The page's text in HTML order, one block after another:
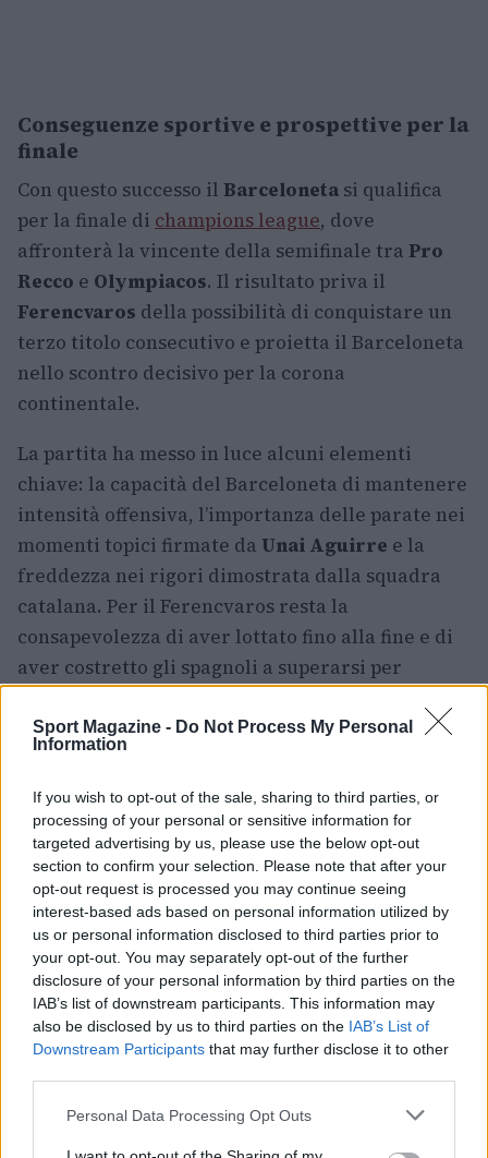
Sport Magazine - Do Not Process My Personal
Information
If you wish to opt-out of the sale, sharing to third parties, or
processing of your personal or sensitive information for
targeted advertising by us, please use the below opt-out
section to confirm your selection. Please note that after your
opt-out request is processed you may continue seeing
interest-based ads based on personal information utilized by
us or personal information disclosed to third parties prior to
your opt-out. You may separately opt-out of the further
disclosure of your personal information by third parties on the
IAB’s list of downstream participants. This information may
also be disclosed by us to third parties on the IAB’s List of
Downstream Participants that may further disclose it to other
Please note that this website/app uses one or more Google
Personal Data Processing Opt Outs
Conseguenze sportive e prospettive per la
finale
Con questo successo il Barceloneta si qualifica
per la finale di champions league, dove
affronterà la vincente della semifinale tra Pro
Recco e Olympiacos. Il risultato priva il
Ferencvaros della possibilità di conquistare un
terzo titolo consecutivo e proietta il Barceloneta
nello scontro decisivo per la corona
continentale.
La partita ha messo in luce alcuni elementi
chiave: la capacità del Barceloneta di mantenere
intensità offensiva, l’importanza delle parate nei
momenti topici firmate da Unai Aguirre e la
freddezza nei rigori dimostrata dalla squadra
catalana. Per il Ferencvaros resta la
consapevolezza di aver lottato fino alla fine e di
aver costretto gli spagnoli a superarsi per
Nel panorama più ampio della pallanuoto
competitività delle formazioni coinvolte e
tracciano la strada verso una finale che promette
grande equilibrio e intensità.
AUTORE
Ilaria Mauri
Ilaria Mauri, bolognese, decise di seguire il
giornalismo sportivo dopo una notte al
Dall'Ara durante una partita decisiva: oggi
coordina le pagine di competizioni e
commenti. In redazione predilige reportage
sul campo e conserva il biglietto di quella
partita come prova della svolta.